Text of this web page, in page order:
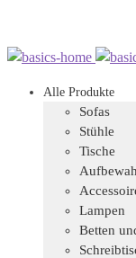
Zur
springen
Zum
springenAlle Produkte
Sofas
Stühle
Tische
Lampen
Betten